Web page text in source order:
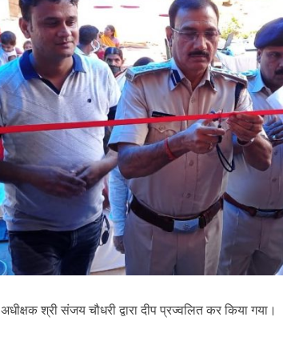
अधीक्षक श्री संजय चौधरी द्वारा दीप प्रज्वलित कर किया गया।